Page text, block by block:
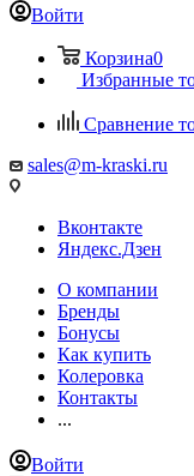
Войти
Корзина0
Избранные
Сравнение
sales@m-kraski.ru
Вконтакте
Яндекс.Дзен
О компании
Бренды
Бонусы
Как купить
Колеровка
Контакты
...
Войти